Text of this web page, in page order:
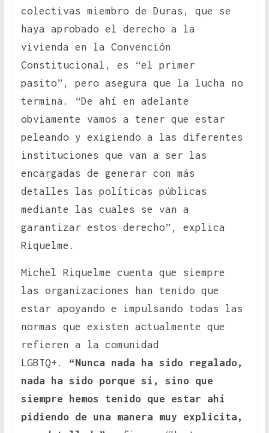
colectivas miembro de Duras, que se
haya aprobado el derecho a la
vivienda en la Convención
Constitucional, es “el primer
pasito”, pero asegura que la lucha no
termina. “De ahí en adelante
obviamente vamos a tener que estar
peleando y exigiendo a las diferentes
instituciones que van a ser las
encargadas de generar con más
detalles las políticas públicas
mediante las cuales se van a
garantizar estos derecho”, explica
Riquelme.
Michel Riquelme cuenta que siempre
las organizaciones han tenido que
estar apoyando e impulsando todas las
normas que existen actualmente que
refieren a la comunidad
LGBTQ+. “Nunca nada ha sido regalado,
nada ha sido porque sí, sino que
siempre hemos tenido que estar ahí
pidiendo de una manera muy explicita,